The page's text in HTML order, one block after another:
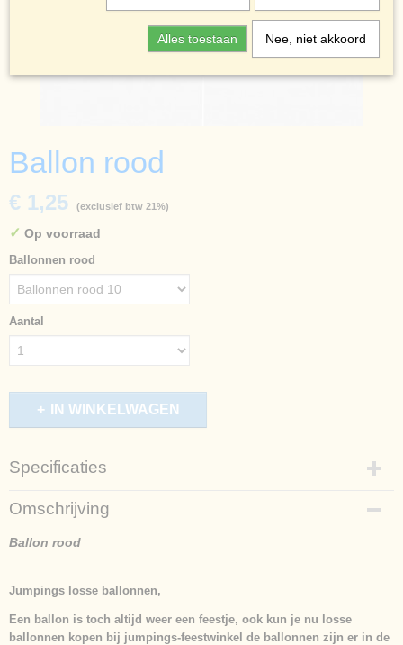
Ballon rood
€ 1,25 (exclusief btw 21%)
✓ Op voorraad
Ballonnen rood
Aantal
IN WINKELWAGEN
Specificaties
Productcode
789-81
Afmetingen (l,b,h)
Omschrijving
Ballon rood
Jumpings losse ballonnen,
Een ballon is toch altijd weer een feestje, ook kun je nu losse
ballonnen kopen bij jumpings-feestwinkel de ballonnen zijn er in de
Alles toestaan Nee, niet akkoord